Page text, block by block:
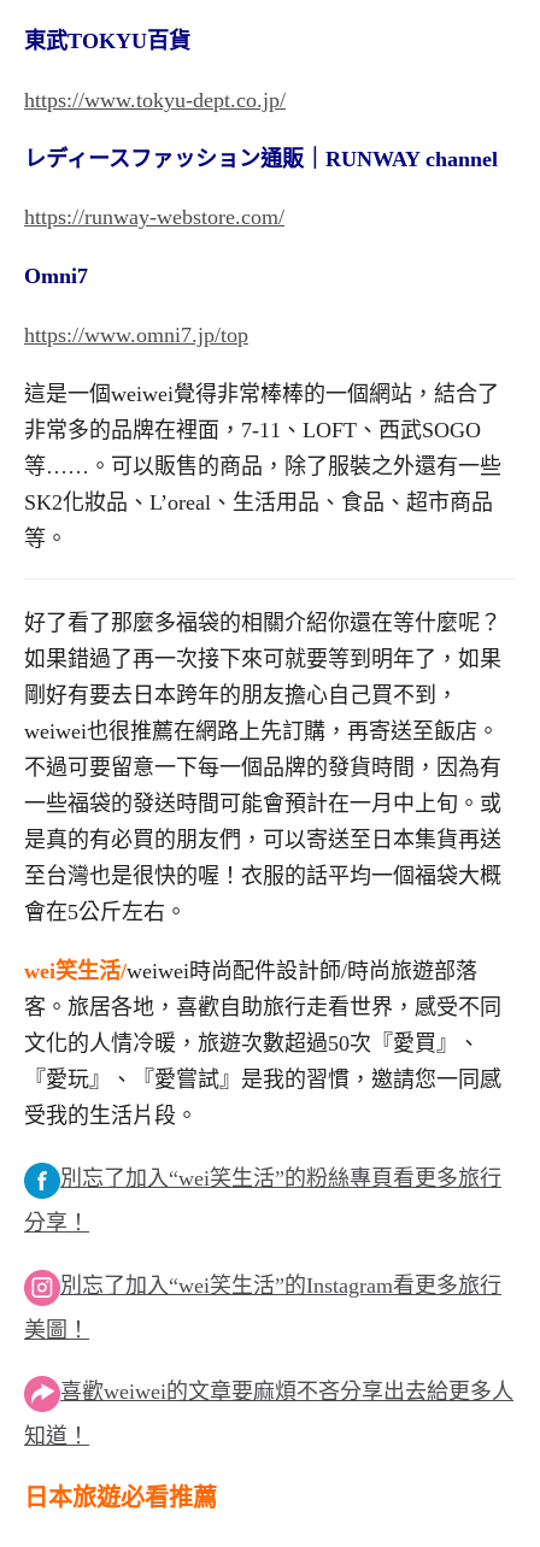
東武TOKYU百貨
https://www.tokyu-dept.co.jp/
レディースファッション通販｜RUNWAY channel
https://runway-webstore.com/
Omni7
https://www.omni7.jp/top
這是一個weiwei覺得非常棒棒的一個網站，結合了
非常多的品牌在裡面，7-11、LOFT、西武SOGO
等……。可以販售的商品，除了服裝之外還有一些
SK2化妝品、L’oreal、生活用品、食品、超市商品
等。
好了看了那麼多福袋的相關介紹你還在等什麼呢？
如果錯過了再一次接下來可就要等到明年了，如果
剛好有要去日本跨年的朋友擔心自己買不到，
weiwei也很推薦在網路上先訂購，再寄送至飯店。
不過可要留意一下每一個品牌的發貨時間，因為有
一些福袋的發送時間可能會預計在一月中上旬。或
是真的有必買的朋友們，可以寄送至日本集貨再送
至台灣也是很快的喔！衣服的話平均一個福袋大概
會在5公斤左右。
wei笑生活/weiwei時尚配件設計師/時尚旅遊部落
客。旅居各地，喜歡自助旅行走看世界，感受不同
文化的人情冷暖，旅遊次數超過50次『愛買』、
『愛玩』、『愛嘗試』是我的習慣，邀請您一同感
受我的生活片段。
別忘了加入“wei笑生活”的粉絲專頁看更多旅行
分享！
別忘了加入“wei笑生活”的Instagram看更多旅行
美圖！
喜歡weiwei的文章要麻煩不吝分享出去給更多人
知道！
日本旅遊必看推薦